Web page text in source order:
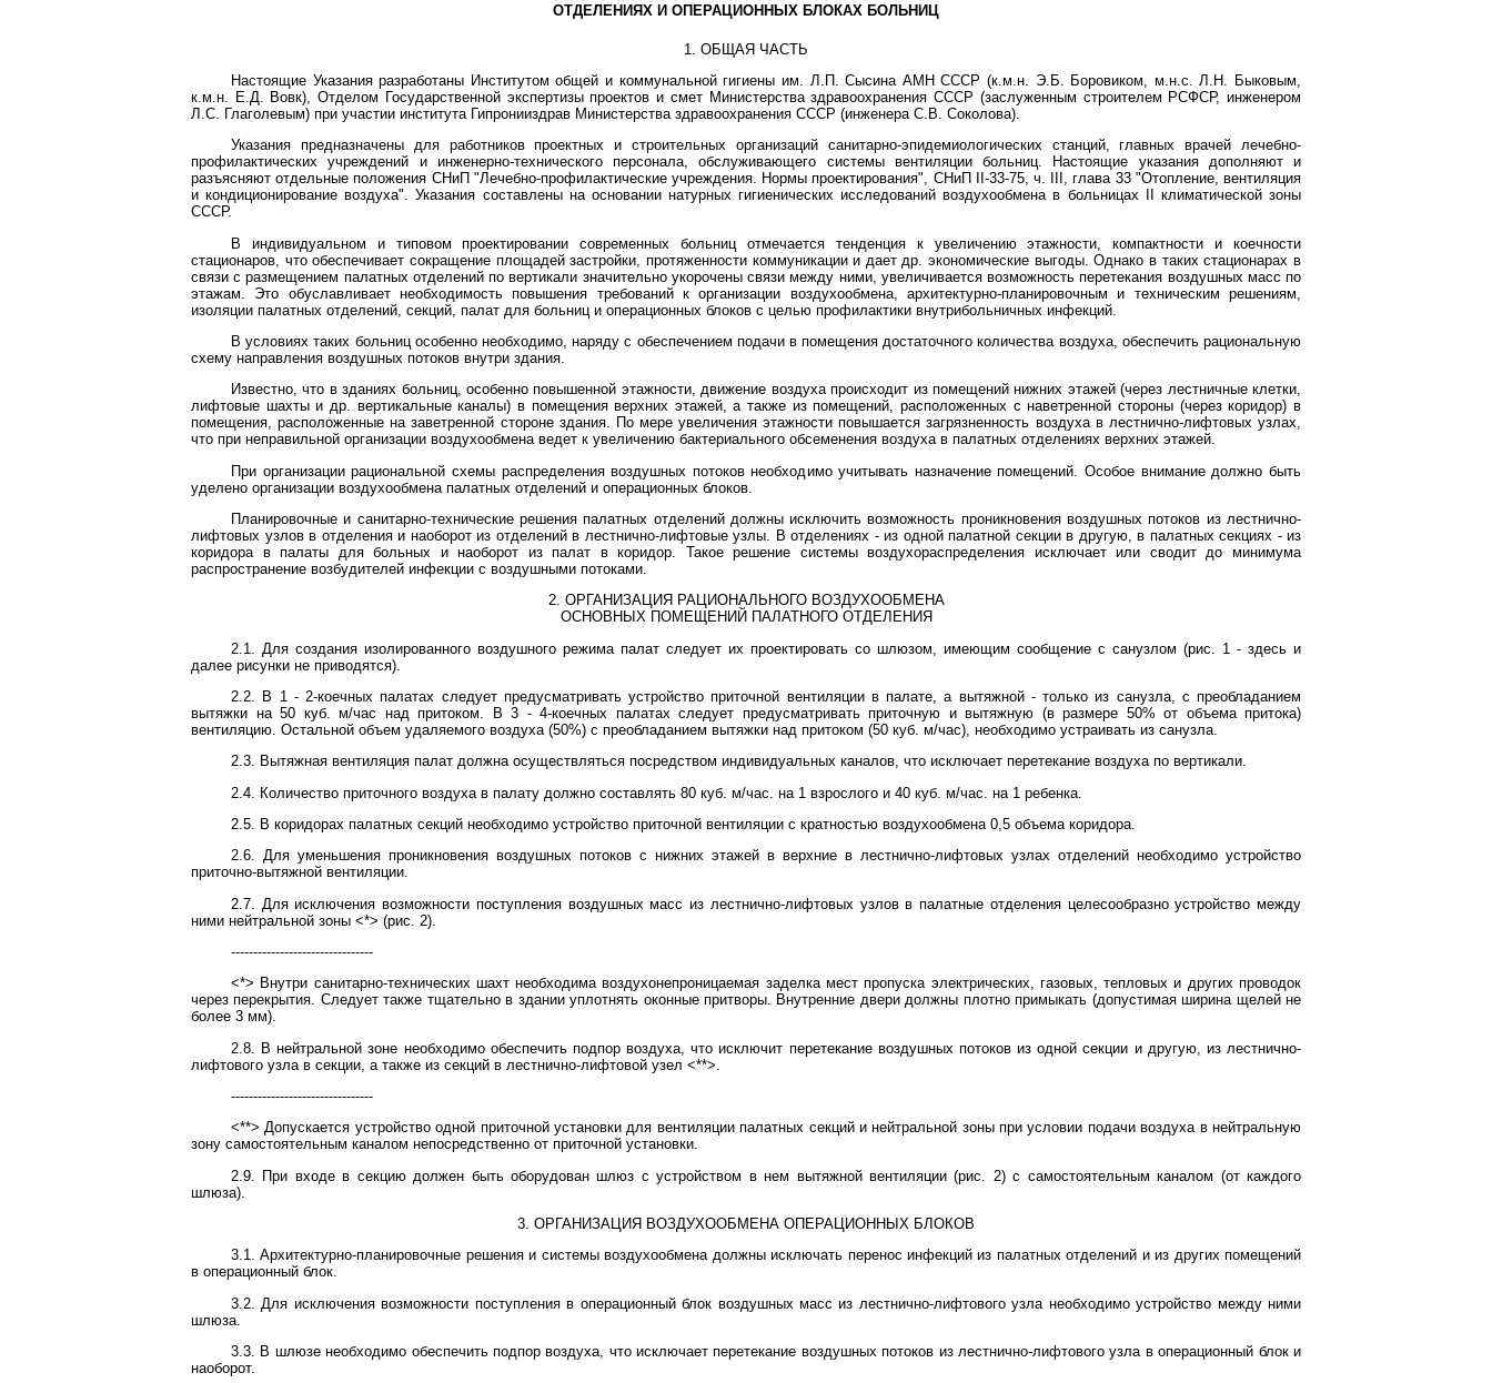
ОТДЕЛЕНИЯХ И ОПЕРАЦИОННЫХ БЛОКАХ БОЛЬНИЦ
1. ОБЩАЯ ЧАСТЬ
Настоящие Указания разработаны Институтом общей и коммунальной гигиены им. Л.П. Сысина АМН СССР (к.м.н. Э.Б. Боровиком, м.н.с. Л.Н. Быковым,
к.м.н. Е.Д. Вовк), Отделом Государственной экспертизы проектов и смет Министерства здравоохранения СССР (заслуженным строителем РСФСР, инженером
Л.С. Глаголевым) при участии института Гипронииздрав Министерства здравоохранения СССР (инженера С.В. Соколова).
Указания предназначены для работников проектных и строительных организаций санитарно-эпидемиологических станций, главных врачей лечебно-
профилактических учреждений и инженерно-технического персонала, обслуживающего системы вентиляции больниц. Настоящие указания дополняют и
разъясняют отдельные положения СНиП "Лечебно-профилактические учреждения. Нормы проектирования", СНиП II-33-75, ч. III, глава 33 "Отопление, вентиляция
и кондиционирование воздуха". Указания составлены на основании натурных гигиенических исследований воздухообмена в больницах II климатической зоны
СССР.
В индивидуальном и типовом проектировании современных больниц отмечается тенденция к увеличению этажности, компактности и коечности
стационаров, что обеспечивает сокращение площадей застройки, протяженности коммуникации и дает др. экономические выгоды. Однако в таких стационарах в
связи с размещением палатных отделений по вертикали значительно укорочены связи между ними, увеличивается возможность перетекания воздушных масс по
этажам. Это обуславливает необходимость повышения требований к организации воздухообмена, архитектурно-планировочным и техническим решениям,
изоляции палатных отделений, секций, палат для больниц и операционных блоков с целью профилактики внутрибольничных инфекций.
В условиях таких больниц особенно необходимо, наряду с обеспечением подачи в помещения достаточного количества воздуха, обеспечить рациональную
схему направления воздушных потоков внутри здания.
Известно, что в зданиях больниц, особенно повышенной этажности, движение воздуха происходит из помещений нижних этажей (через лестничные клетки,
лифтовые шахты и др. вертикальные каналы) в помещения верхних этажей, а также из помещений, расположенных с наветренной стороны (через коридор) в
помещения, расположенные на заветренной стороне здания. По мере увеличения этажности повышается загрязненность воздуха в лестнично-лифтовых узлах,
что при неправильной организации воздухообмена ведет к увеличению бактериального обсеменения воздуха в палатных отделениях верхних этажей.
При организации рациональной схемы распределения воздушных потоков необходимо учитывать назначение помещений. Особое внимание должно быть
уделено организации воздухообмена палатных отделений и операционных блоков.
Планировочные и санитарно-технические решения палатных отделений должны исключить возможность проникновения воздушных потоков из лестнично-
лифтовых узлов в отделения и наоборот из отделений в лестнично-лифтовые узлы. В отделениях - из одной палатной секции в другую, в палатных секциях - из
коридора в палаты для больных и наоборот из палат в коридор. Такое решение системы воздухораспределения исключает или сводит до минимума
распространение возбудителей инфекции с воздушными потоками.
2. ОРГАНИЗАЦИЯ РАЦИОНАЛЬНОГО ВОЗДУХООБМЕНА
ОСНОВНЫХ ПОМЕЩЕНИЙ ПАЛАТНОГО ОТДЕЛЕНИЯ
2.1. Для создания изолированного воздушного режима палат следует их проектировать со шлюзом, имеющим сообщение с санузлом (рис. 1 - здесь и
далее рисунки не приводятся).
2.2. В 1 - 2-коечных палатах следует предусматривать устройство приточной вентиляции в палате, а вытяжной - только из санузла, с преобладанием
вытяжки на 50 куб. м/час над притоком. В 3 - 4-коечных палатах следует предусматривать приточную и вытяжную (в размере 50% от объема притока)
вентиляцию. Остальной объем удаляемого воздуха (50%) с преобладанием вытяжки над притоком (50 куб. м/час), необходимо устраивать из санузла.
2.3. Вытяжная вентиляция палат должна осуществляться посредством индивидуальных каналов, что исключает перетекание воздуха по вертикали.
2.4. Количество приточного воздуха в палату должно составлять 80 куб. м/час. на 1 взрослого и 40 куб. м/час. на 1 ребенка.
2.5. В коридорах палатных секций необходимо устройство приточной вентиляции с кратностью воздухообмена 0,5 объема коридора.
2.6. Для уменьшения проникновения воздушных потоков с нижних этажей в верхние в лестнично-лифтовых узлах отделений необходимо устройство
приточно-вытяжной вентиляции.
2.7. Для исключения возможности поступления воздушных масс из лестнично-лифтовых узлов в палатные отделения целесообразно устройство между
ними нейтральной зоны <*> (рис. 2).
--------------------------------
<*> Внутри санитарно-технических шахт необходима воздухонепроницаемая заделка мест пропуска электрических, газовых, тепловых и других проводок
через перекрытия. Следует также тщательно в здании уплотнять оконные притворы. Внутренние двери должны плотно примыкать (допустимая ширина щелей не
более 3 мм).
2.8. В нейтральной зоне необходимо обеспечить подпор воздуха, что исключит перетекание воздушных потоков из одной секции и другую, из лестнично-
лифтового узла в секции, а также из секций в лестнично-лифтовой узел <**>.
--------------------------------
<**> Допускается устройство одной приточной установки для вентиляции палатных секций и нейтральной зоны при условии подачи воздуха в нейтральную
зону самостоятельным каналом непосредственно от приточной установки.
2.9. При входе в секцию должен быть оборудован шлюз с устройством в нем вытяжной вентиляции (рис. 2) с самостоятельным каналом (от каждого
шлюза).
3. ОРГАНИЗАЦИЯ ВОЗДУХООБМЕНА ОПЕРАЦИОННЫХ БЛОКОВ
3.1. Архитектурно-планировочные решения и системы воздухообмена должны исключать перенос инфекций из палатных отделений и из других помещений
в операционный блок.
3.2. Для исключения возможности поступления в операционный блок воздушных масс из лестнично-лифтового узла необходимо устройство между ними
шлюза.
3.3. В шлюзе необходимо обеспечить подпор воздуха, что исключает перетекание воздушных потоков из лестнично-лифтового узла в операционный блок и
наоборот.